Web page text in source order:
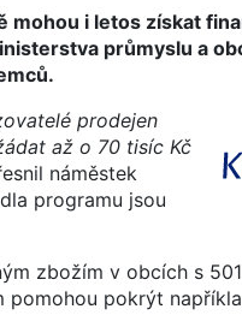
mohou i letos získat
průmyslu a
prodejen
až o 70 tisíc Kč
náměstek
programu jsou
zbožím v obcích s
pokrýt